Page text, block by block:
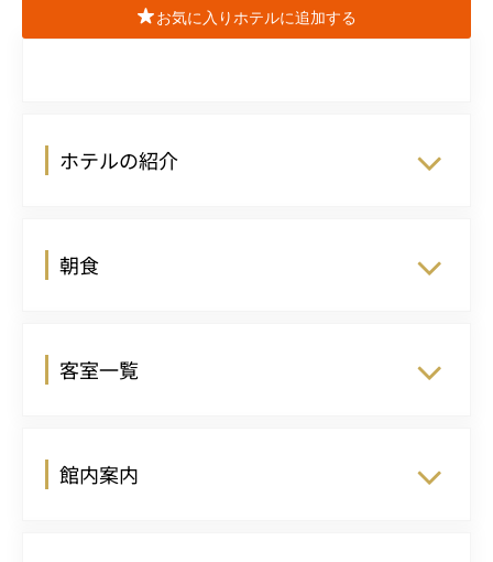
お気に入りホテルに追加する
ホテルの紹介
朝食
客室一覧
館内案内